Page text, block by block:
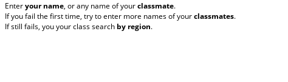
Enteryour name, or any name of yourclassmate.
If you fail the first time, try to enter more names of yourclassmates.
If still fails, you your class search by region.